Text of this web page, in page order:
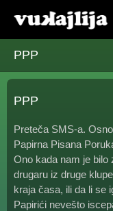
PPP
PPP
Preteča SMS-a.
Papirna Pisana
Ono kada nam je bilo
drugaru iz druge
kraja časa, ili da li se
Papirići nevešto